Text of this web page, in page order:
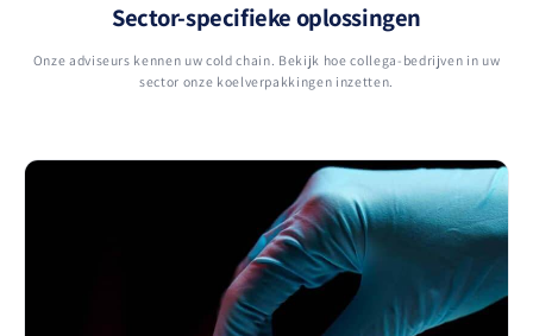
Sector-specifieke oplossingen
Onze adviseurs kennen uw cold chain. Bekijk hoe collega-bedrijven in uw
sector onze koelverpakkingen inzetten.